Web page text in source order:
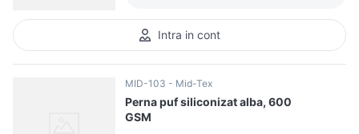
Intra in cont
MID-103 Mid-Tex
Perna puf siliconizat alba, 600
GSM